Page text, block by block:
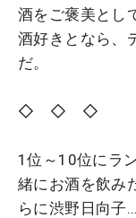
酒をご褒美とし
酒好きとなら、
だ。
◇ ◇ ◇
1位～10位にラ
緒にお酒を飲み
らに渋野日向子